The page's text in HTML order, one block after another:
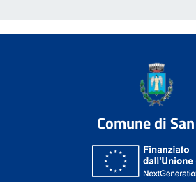
Comune di